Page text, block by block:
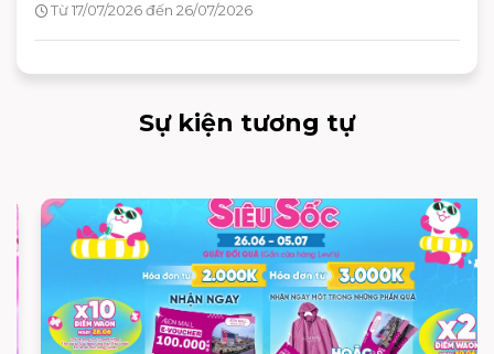
Từ 17/07/2026 đến 26/07/2026
Sự kiện tương tự